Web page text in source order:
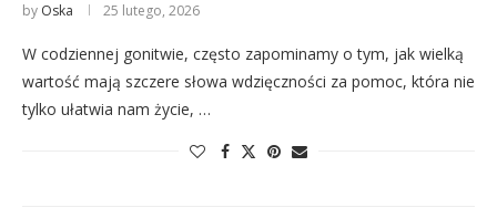
by Oska 25 lutego, 2026
W codziennej gonitwie, często zapominamy o tym, jak wielką
wartość mają szczere słowa wdzięczności za pomoc, która nie
tylko ułatwia nam życie, …